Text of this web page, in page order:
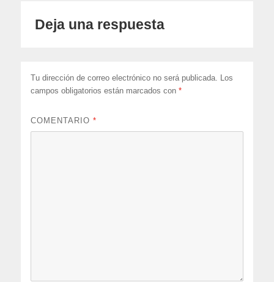
Deja una respuesta
Tu dirección de correo electrónico no será publicada. Los
campos obligatorios están marcados con*
COMENTARIO*